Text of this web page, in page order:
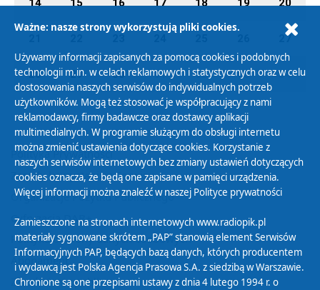
27
28 29 30 01 02 03 04
Polityka Prywatności
Zasady korzystania z Serwisu
Organizacje Pożytku Publicznego
Cyfryzacja DAB+
Polityka ochrony danych osobowych
Abonament
Zamówienia publiczne
Ważne: nasze strony wykorzystują pliki cookies.
Używamy informacji zapisanych za pomocą cookies i podobnych
technologii m.in. w celach reklamowych i statystycznych oraz w celu
dostosowania naszych serwisów do indywidualnych potrzeb
użytkowników. Mogą też stosować je współpracujący z nami
reklamodawcy, firmy badawcze oraz dostawcy aplikacji
multimedialnych. W programie służącym do obsługi internetu
można zmienić ustawienia dotyczące cookies. Korzystanie z
naszych serwisów internetowych bez zmiany ustawień dotyczących
cookies oznacza, że będą one zapisane w pamięci urządzenia.
Więcej informacji można znaleźć w naszej Polityce prywatności
Zamieszczone na stronach internetowych www.radiopik.pl
materiały sygnowane skrótem „PAP” stanowią element Serwisów
Informacyjnych PAP, będących bazą danych, których producentem
i wydawcą jest Polska Agencja Prasowa S.A. z siedzibą w Warszawie.
Chronione są one przepisami ustawy z dnia 4 lutego 1994 r. o